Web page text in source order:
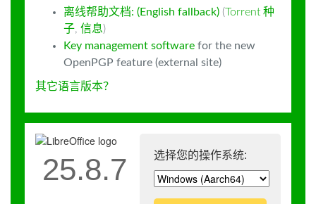
离线帮助文档: (English fallback) (Torrent 种
子, 信息)
Key management software for the new
OpenPGP feature (external site)
其它语言版本？
选择您的操作系统:
25.8.7